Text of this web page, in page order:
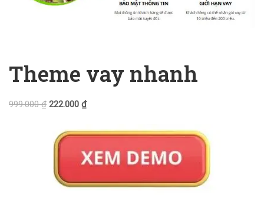
Theme vay nhanh
999.000₫ 222.000 ₫